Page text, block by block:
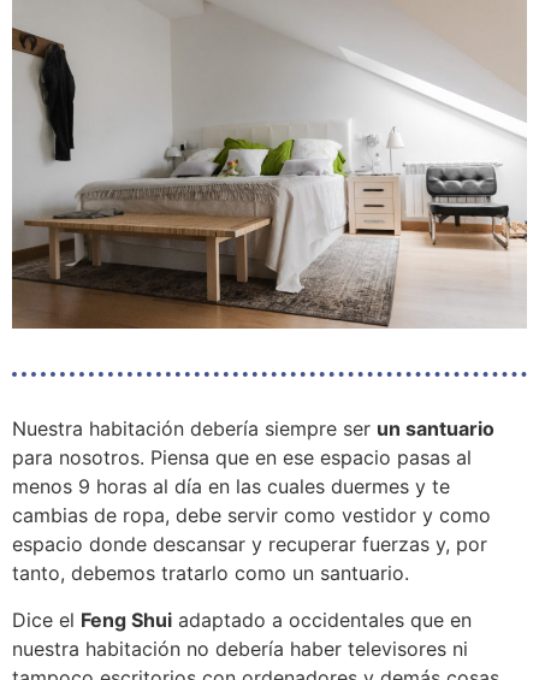
Nuestra habitación debería siempre ser un santuario
para nosotros. Piensa que en ese espacio pasas al
menos 9 horas al día en las cuales duermes y te
cambias de ropa, debe servir como vestidor y como
espacio donde descansar y recuperar fuerzas y, por
tanto, debemos tratarlo como un santuario.
Dice el Feng Shui adaptado a occidentales que en
nuestra habitación no debería haber televisores ni